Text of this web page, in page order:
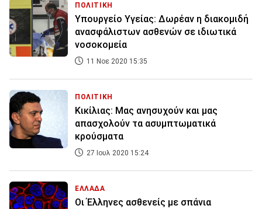
ΠΟΛΙΤΙΚΗ
Υπουργείο Υγείας: Δωρέαν η διακομιδή
ανασφάλιστων ασθενών σε ιδιωτικά
νοσοκομεία
11 Νοε 2020 15:35
ΠΟΛΙΤΙΚΗ
Κικίλιας: Μας ανησυχούν και μας
απασχολούν τα ασυμπτωματικά
κρούσματα
27 Ιουλ 2020 15:24
ΕΛΛΑΔΑ
Οι Έλληνες ασθενείς με σπάνια